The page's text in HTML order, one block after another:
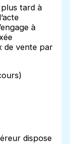
tard à
à
de vente par
dispose